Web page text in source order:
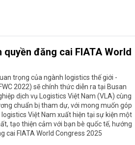
đăng cai FIATA World
trọng của ngành logistics thế giới -
2022) sẽ chính thức diễn ra tại Busan
dịch vụ Logistics Việt Nam (VLA) cùng
chuẩn bị tham dự, với mong muốn góp
Việt Nam xuất hiện tại sự kiện một
tạo thiện cảm với bạn bè quốc tế, hướng
cai FIATA World Congress 2025